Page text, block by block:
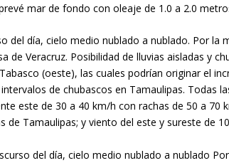
mar de fondo con oleaje de 1.0 a 2.0
del día, cielo medio nublado a nublado. Por
de Veracruz. Posibilidad de lluvias aisladas y
(oeste), las cuales podrían originar el
de chubascos en Tamaulipas. Todas
este de 30 a 40 km/h con rachas de 50 a
de Tamaulipas; y viento del este y sureste de
del día, cielo medio nublado a nublado